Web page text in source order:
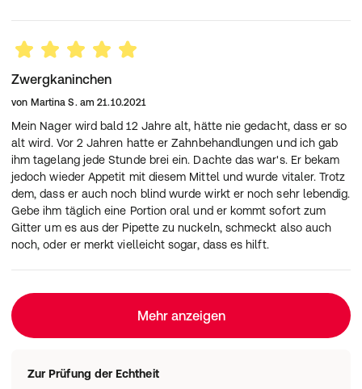
Zwergkaninchen
von Martina S. am 21.10.2021
Mein Nager wird bald 12 Jahre alt, hätte nie gedacht, dass er so
alt wird. Vor 2 Jahren hatte er Zahnbehandlungen und ich gab
ihm tagelang jede Stunde brei ein. Dachte das war's. Er bekam
jedoch wieder Appetit mit diesem Mittel und wurde vitaler. Trotz
dem, dass er auch noch blind wurde wirkt er noch sehr lebendig.
Gebe ihm täglich eine Portion oral und er kommt sofort zum
Gitter um es aus der Pipette zu nuckeln, schmeckt also auch
noch, oder er merkt vielleicht sogar, dass es hilft.
Mehr anzeigen
Zur Prüfung der Echtheit